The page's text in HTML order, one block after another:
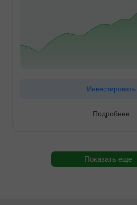
Инвестировать
Подробнее
Показать еще